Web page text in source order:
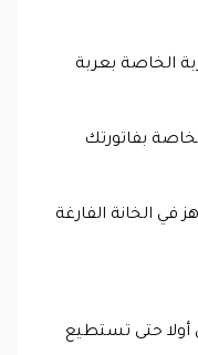
الخاصة بعربة
بفاتورتك
الخانة الفارغة
حتى تستطيع